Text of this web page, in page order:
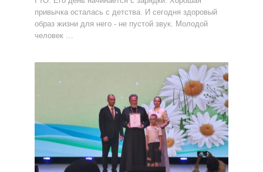
привычка осталась с детства. И сегодня здоровый
образ жизни для него - не пустой звук. Молодой
человек …